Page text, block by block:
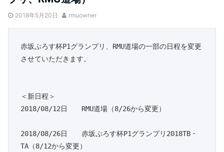
2018年5月20日 rmuowner
赤坂ぷろす杯P1グランプリ、RMU道場の一部の日程を変更
させていただきます。
＜新日程＞
2018/08/12日　　RMU道場（8/26から変更）
2018/08/26日　　赤坂ぷろす杯P1グランプリ2018TB・
TA（8/12から変更）